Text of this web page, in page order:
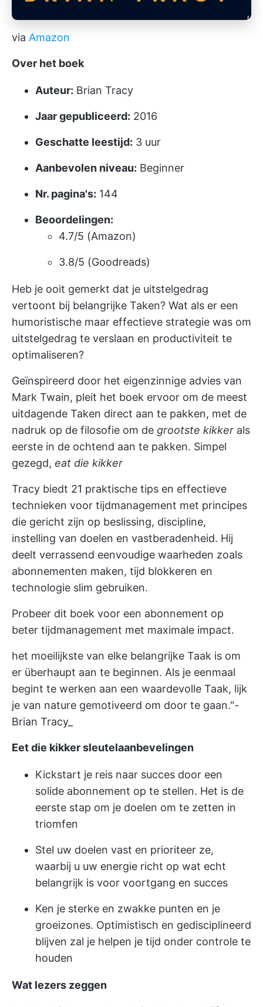
via Amazon
Over het boek
Auteur: Brian Tracy
Jaar gepubliceerd: 2016
Geschatte leestijd: 3 uur
Aanbevolen niveau: Beginner
Nr. pagina's: 144
Beoordelingen:
4.7/5 (Amazon)
3.8/5 (Goodreads)
Heb je ooit gemerkt dat je uitstelgedrag
vertoont bij belangrijke Taken? Wat als er een
humoristische maar effectieve strategie was om
uitstelgedrag te verslaan en productiviteit te
optimaliseren?
Geïnspireerd door het eigenzinnige advies van
Mark Twain, pleit het boek ervoor om de meest
uitdagende Taken direct aan te pakken, met de
nadruk op de filosofie om de grootste kikker als
eerste in de ochtend aan te pakken. Simpel
gezegd, eat die kikker
Tracy biedt 21 praktische tips en effectieve
technieken voor tijdmanagement met principes
die gericht zijn op beslissing, discipline,
instelling van doelen en vastberadenheid. Hij
deelt verrassend eenvoudige waarheden zoals
abonnementen maken, tijd blokkeren en
technologie slim gebruiken.
Probeer dit boek voor een abonnement op
beter tijdmanagement met maximale impact.
het moeilijkste van elke belangrijke Taak is om
er überhaupt aan te beginnen. Als je eenmaal
begint te werken aan een waardevolle Taak, lijk
je van nature gemotiveerd om door te gaan."-
Brian Tracy_
Eet die kikker sleutelaanbevelingen
Kickstart je reis naar succes door een
solide abonnement op te stellen. Het is de
eerste stap om je doelen om te zetten in
triomfen
Stel uw doelen vast en prioriteer ze,
waarbij u uw energie richt op wat echt
belangrijk is voor voortgang en succes
Ken je sterke en zwakke punten en je
groeizones. Optimistisch en gedisciplineerd
blijven zal je helpen je tijd onder controle te
houden
Wat lezers zeggen